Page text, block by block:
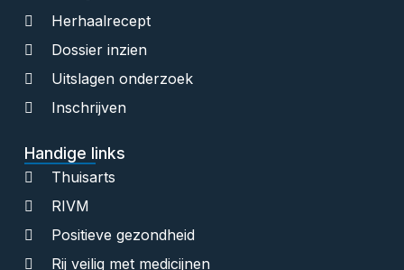
Herhaalrecept
Dossier inzien
Uitslagen onderzoek
Inschrijven
Handige links
Thuisarts
RIVM
Positieve gezondheid
Rij veilig met medicijnen